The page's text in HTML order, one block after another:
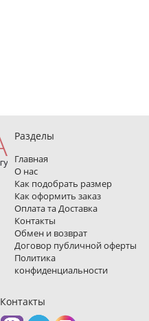
Разделы
Главная
О нас
Как подобрать размер
Как оформить заказ
Оплата та Доставка
Контакты
Обмен и возврат
Договор публичной оферты
Политика
конфиденциальности
Контакты